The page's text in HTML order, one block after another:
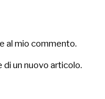
al mio commento.
di un nuovo articolo.